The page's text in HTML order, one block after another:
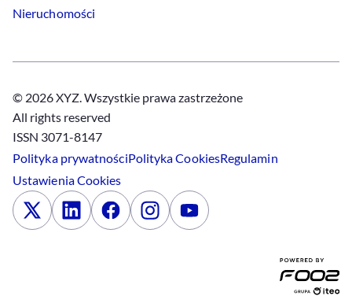
Nieruchomości
© 2026 XYZ. Wszystkie prawa zastrzeżone
All rights reserved
ISSN 3071-8147
Polityka prywatnościPolitykaCookiesRegulamin
UstawieniaCookies
x LinkedinFacebookInstagramYoutube